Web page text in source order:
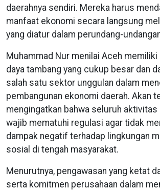
daerahnya sendiri. Mereka harus
manfaat ekonomi secara langsung
yang diatur dalam perundang-
Muhammad Nur menilai Aceh
daya tambang yang cukup besar dan
salah satu sektor unggulan dalam
pembangunan ekonomi daerah. Akan
mengingatkan bahwa seluruh aktivitas
wajib mematuhi regulasi agar tidak
dampak negatif terhadap lingkungan
sosial di tengah masyarakat.
Menurutnya, pengawasan yang ketat
serta komitmen perusahaan dalam